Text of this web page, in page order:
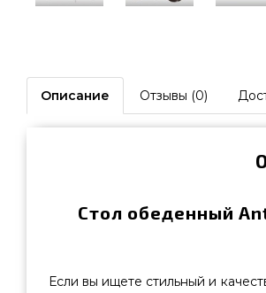
Описание Отзывы (0)
Стол обеденный
Если вы ищете стильный и